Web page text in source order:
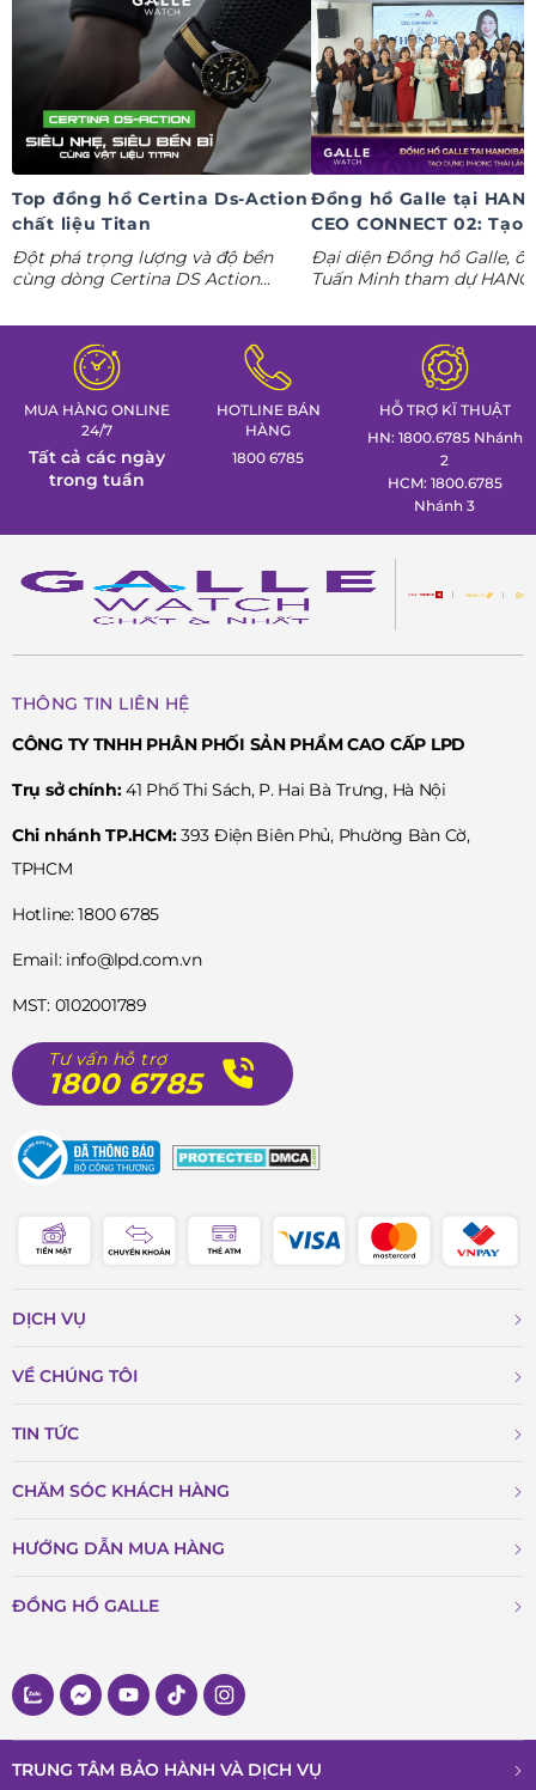
Top đồng hồ Certina Ds-Action
chất liệu Titan
Đột phá trọng lượng và độ bền
cùng dòng Certina DS Action
tác thể thao cá tính nhất trong
Tuần lễ đồng hồ Thụy Sỹ cùng
Đồng hồ Galle!
Đồng hồ Galle tại
CEO CONNECT 02: Tạo
phong thái lãnh đạo kỷ
nguyên AI
Đại diện Đồng hồ Galle,
Tuấn Minh tham dự
gian trưng bày đồng hồ
định hình phong thái lãnh
MUA HÀNG ONLINE
24/7
Tất cả các ngày
trong tuần
HOTLINE BÁN
HÀNG
1800 6785
HỖ TRỢ KĨ THUẬT
HN: 1800.6785 Nhánh
2
HCM: 1800.6785
Nhánh 3
THÔNG TIN LIÊN HỆ
CÔNG TY TNHH PHÂN PHỐI SẢN PHẨM CAO CẤP LPD
Trụ sở chính:41 Phố Thi Sách, P. Hai Bà Trưng, Hà Nội
Chi nhánh TP.HCM:393 Điện Biên Phủ, Phường Bàn Cờ,
TPHCM
Hotline: 1800 6785
Email: info@lpd.com.vn
MST: 0102001789
Tư vấn hỗ trợ
1800 6785
DỊCH VỤ
VỀ CHÚNG TÔI
TIN TỨC
CHĂM SÓC KHÁCH HÀNG
HƯỚNG DẪN MUA HÀNG
ĐỒNG HỒ GALLE
TRUNG TÂM BẢO HÀNH VÀ DỊCH VỤ